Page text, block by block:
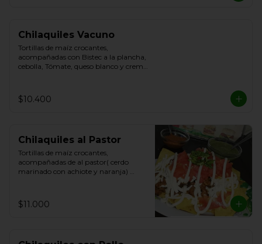
Chilaquiles Vacuno
Tortillas de maíz crocantes,
acompañadas con Bistec a la plancha,
cebolla, Tómate, queso blanco y crema
$10.400
Chilaquiles al Pastor
Tortillas de maíz crocantes,
acompañadas de al pastor( cerdo
marinado con achiote y naranja)
$11.000